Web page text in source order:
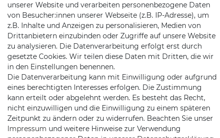
Telefon: 09721 / 9453362
Mail:info@satshopping.de
Kopenhagenstr. 4
97424 Schweinfurt
unserer Website und verarbeiten personenbezogene Daten
von Besucher:innen unserer Webseite (z.B. IP-Adresse), um
z.B. Inhalte und Anzeigen zu personalisieren, Medien von
Drittanbietern einzubinden oder Zugriffe auf unsere Website
zu analysieren. Die Datenverarbeitung erfolgt erst durch
gesetzte Cookies. Wir teilen diese Daten mit Dritten, die wir
in den Einstellungen benennen.
Die Datenverarbeitung kann mit Einwilligung oder aufgrund
eines berechtigten Interesses erfolgen. Die Zustimmung
kann erteilt oder abgelehnt werden. Es besteht das Recht,
nicht einzuwilligen und die Einwilligung zu einem späteren
Zeitpunkt zu ändern oder zu widerrufen. Beachten Sie unser
Impressum und weitere Hinweise zur Verwendung